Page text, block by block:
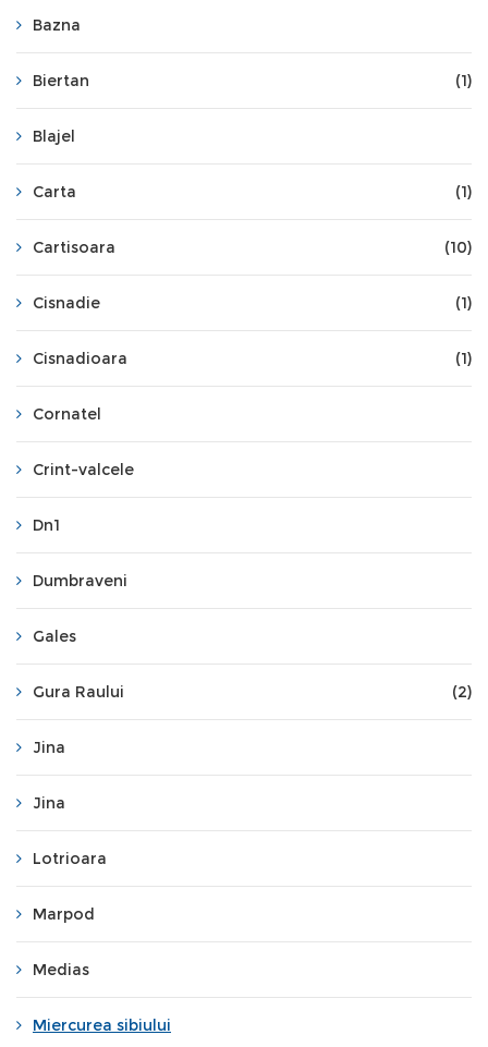
Bazna
Biertan (1)
Blajel
Carta (1)
Cartisoara (10)
Cisnadie (1)
Cisnadioara (1)
Cornatel
Crint-valcele
Dn1
Dumbraveni
Gales
Gura Raului (2)
Jina
Jina
Lotrioara
Marpod
Medias
Miercurea sibiului